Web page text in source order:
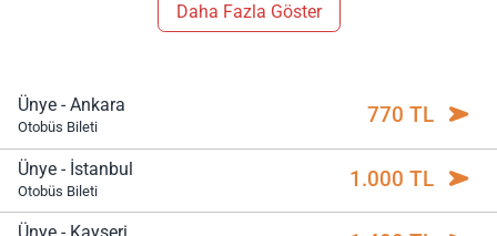
Daha Fazla Göster
Ünye - Ankara
Otobüs Bileti 770 TL
Ünye - İstanbul
Otobüs Bileti 1.000 TL